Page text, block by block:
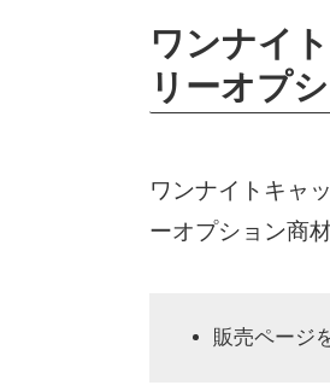
ワンナイ
リーオプ
ワンナイトキャ
ーオプション商
販売ページ